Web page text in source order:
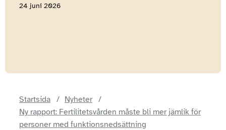
24 juni 2026
Startsida
Nyheter
Ny rapport: Fertilitetsvården måste bli mer jämlik för
personer med funktionsnedsättning